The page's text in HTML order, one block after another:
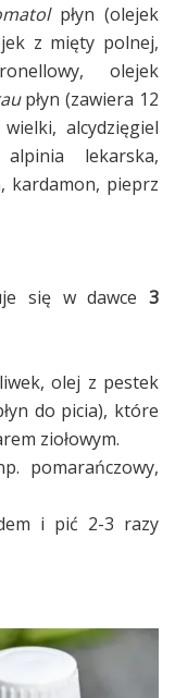
płyn (olejek
z mięty polnej,
olejek
płyn (zawiera 12
alcydzięgiel
lekarska,
kardamon, pieprz
się w dawce 3
olej z pestek
do picia), które
ziołowym.
pomarańczowy,
i pić 2-3 razy